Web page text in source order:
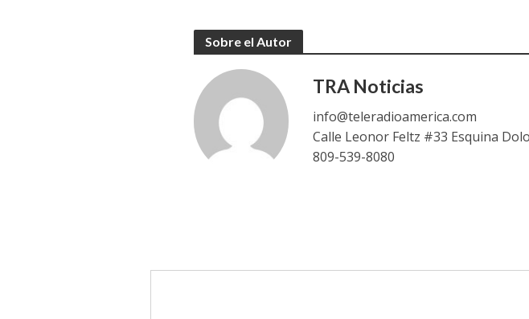
Sobre el Autor
TRA Noticias
info@teleradioamerica.com
Calle Leonor Feltz #33 Esquina
809-539-8080